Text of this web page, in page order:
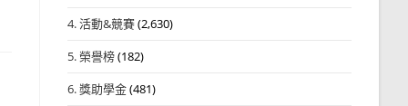
4. 活動&競賽(2,630)
5. 榮譽榜(182)
6. 獎助學金(481)